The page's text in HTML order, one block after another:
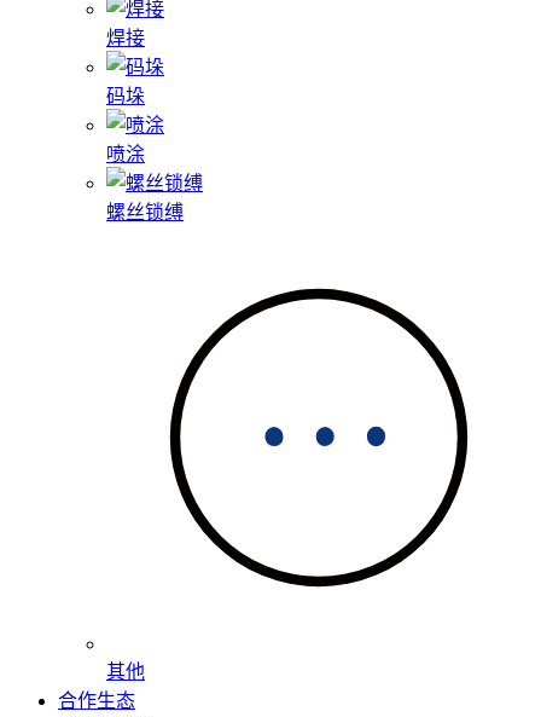
焊接
码垛
喷涂
螺丝锁缚
其他
合作生态